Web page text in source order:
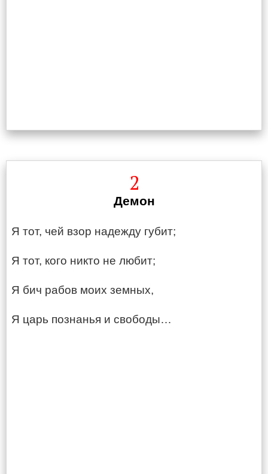
2
Демон
Я тот, чей взор надежду губит;
Я тот, кого никто не любит;
Я бич рабов моих земных,
Я царь познанья и свободы…​